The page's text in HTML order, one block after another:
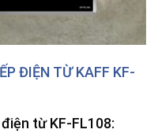
ĐIỆN TỪ KAFF KF-
từ KF-FL108: